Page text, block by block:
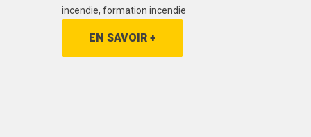
incendie, formation incendie
EN SAVOIR +